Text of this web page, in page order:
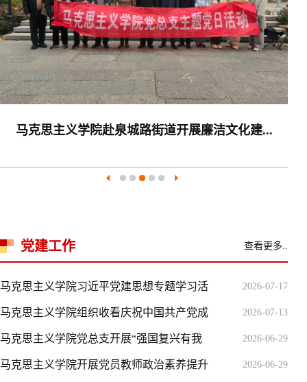
马克思主义学院赴泉城路街道开展廉洁文化建...
党建工作 查看更多..
2026-07-17
马克思主义学院习近平党建思想专题学习活
2026-07-13
马克思主义学院组织收看庆祝中国共产党成
2026-06-29
马克思主义学院党总支开展“强国复兴有我
2026-06-29
马克思主义学院开展党员教师政治素养提升